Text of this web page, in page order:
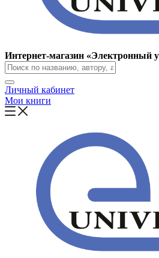
Интернет-магазин «Электронный
Личный кабинет
Мои книги